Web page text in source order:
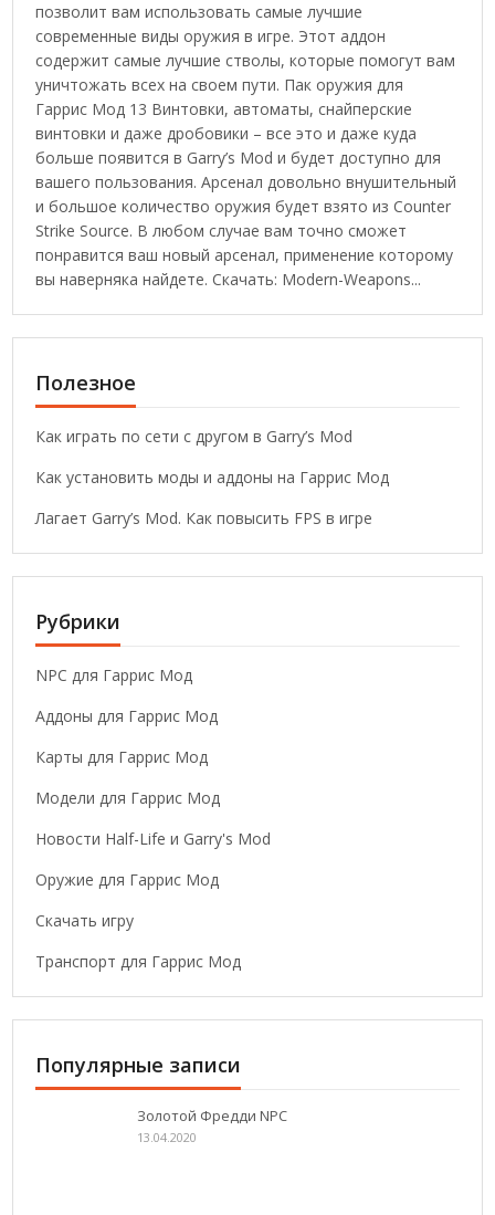
позволит вам использовать самые лучшие
современные виды оружия в игре. Этот аддон
содержит самые лучшие стволы, которые помогут вам
уничтожать всех на своем пути. Пак оружия для
Гаррис Мод 13 Винтовки, автоматы, снайперские
винтовки и даже дробовики – все это и даже куда
больше появится в Garry’s Mod и будет доступно для
вашего пользования. Арсенал довольно внушительный
и большое количество оружия будет взято из Counter
Strike Source. В любом случае вам точно сможет
понравится ваш новый арсенал, применение которому
вы наверняка найдете. Скачать: Modern-Weapons...
Полезное
Как играть по сети с другом в Garry’s Mod
Как установить моды и аддоны на Гаррис Мод
Лагает Garry’s Mod. Как повысить FPS в игре
Рубрики
NPC для Гаррис Мод
Аддоны для Гаррис Мод
Карты для Гаррис Мод
Модели для Гаррис Мод
Новости Half-Life и Garry's Mod
Оружие для Гаррис Мод
Скачать игру
Транспорт для Гаррис Мод
Популярные записи
Золотой Фредди NPC
13.04.2020